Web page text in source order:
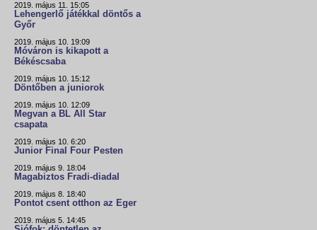
2019. május 11. 15:05
Lehengerlő játékkal döntős a
Győr
2019. május 10. 19:09
Móváron is kikapott a
Békéscsaba
2019. május 10. 15:12
Döntőben a juniorok
2019. május 10. 12:09
Megvan a BL All Star
csapata
2019. május 10. 6:20
Junior Final Four Pesten
2019. május 9. 18:04
Magabiztos Fradi-diadal
2019. május 8. 18:40
Pontot csent otthon az Eger
2019. május 5. 14:45